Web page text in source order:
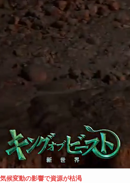
気候変動の影響で資源が枯渇